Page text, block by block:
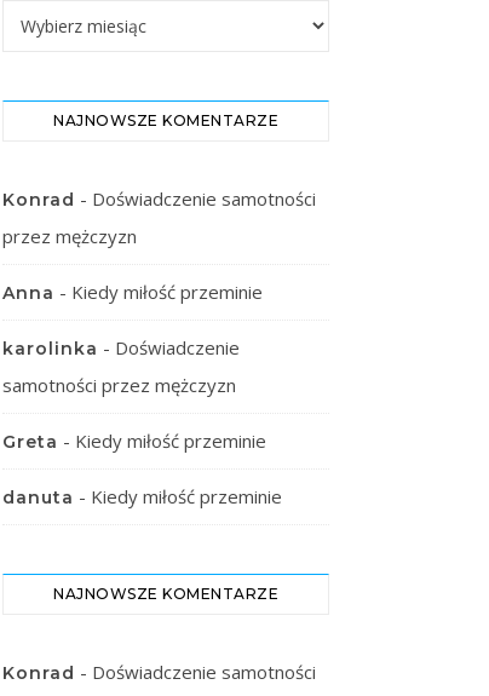
Starsze Wpisy
NAJNOWSZE KOMENTARZE
Konrad - Doświadczenie samotności
przez mężczyzn
Anna - Kiedy miłość przeminie
karolinka - Doświadczenie
samotności przez mężczyzn
Greta - Kiedy miłość przeminie
danuta - Kiedy miłość przeminie
NAJNOWSZE KOMENTARZE
Konrad - Doświadczenie samotności